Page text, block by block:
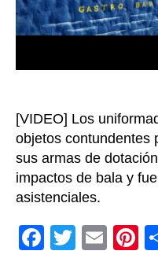
[VIDEO] Los
objetos contundentes
sus armas de
impactos de bala y
asistenciales.
F
T
E